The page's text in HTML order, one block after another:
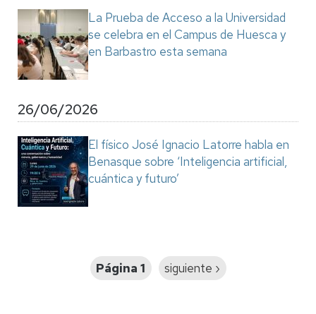
La Prueba de Acceso a la Universidad
se celebra en el Campus de Huesca y
en Barbastro esta semana
26/06/2026
El físico José Ignacio Latorre habla en
Benasque sobre ‘Inteligencia artificial,
cuántica y futuro’
Página 1
Siguiente
siguiente ›